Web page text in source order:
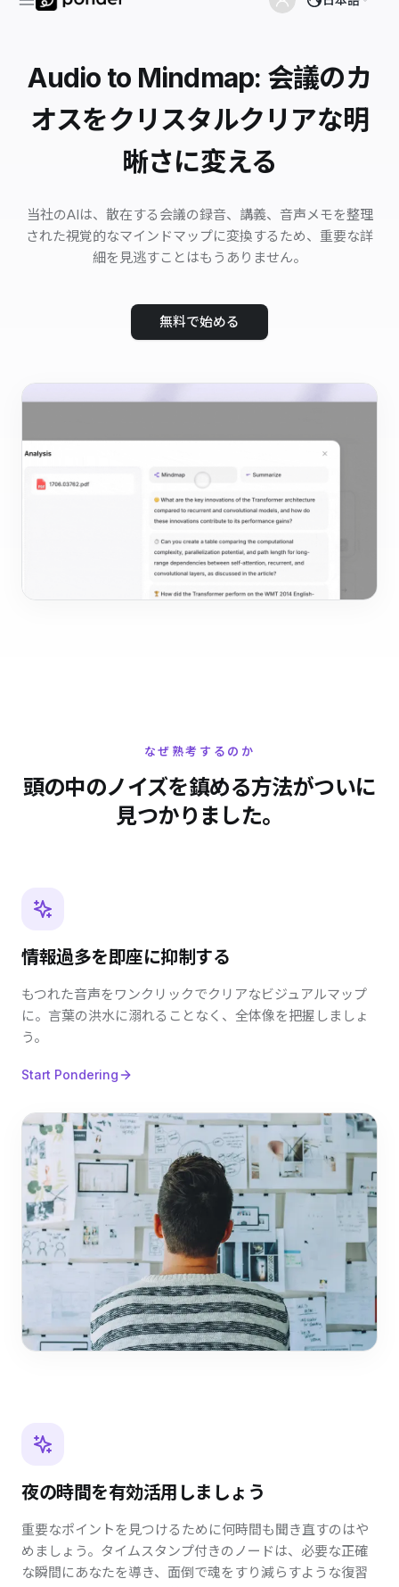
Audio to Mindmap: 会議のカ
オスをクリスタルクリアな明
晰さに変える
当社のAIは、散在する会議の録音、講義、音声メモを整理
された視覚的なマインドマップに変換するため、重要な詳
細を見逃すことはもうありません。
無料で始める
なぜ熟考するのか
頭の中のノイズを鎮める方法がついに
見つかりました。
情報過多を即座に抑制する
もつれた音声をワンクリックでクリアなビジュアルマップ
に。言葉の洪水に溺れることなく、全体像を把握しましょ
う。
Start Pondering
夜の時間を有効活用しましょう
重要なポイントを見つけるために何時間も聞き直すのはや
めましょう。タイムスタンプ付きのノードは、必要な正確
な瞬間にあなたを導き、面倒で魂をすり減らすような復習